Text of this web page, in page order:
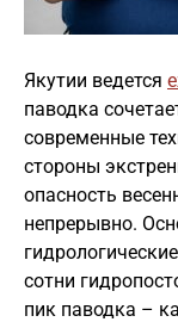
Якутии ведется
паводка
современные
стороны
опасность
непрерывно.
сотни
пик паводка –